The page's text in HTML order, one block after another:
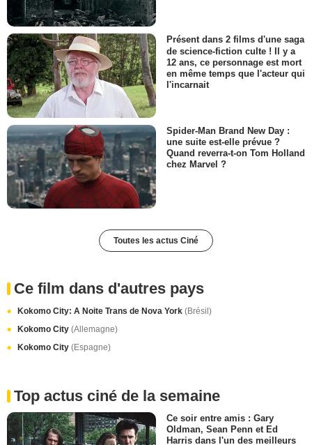
Présent dans 2 films d'une saga
de science-fiction culte ! Il y a
12 ans, ce personnage est mort
en même temps que l'acteur qui
l'incarnait
Spider-Man Brand New Day :
une suite est-elle prévue ?
Quand reverra-t-on Tom Holland
chez Marvel ?
Toutes les actus Ciné
Ce film dans d'autres pays
Kokomo City: A Noite Trans de Nova York (Brésil)
Kokomo City (Allemagne)
Kokomo City (Espagne)
Top actus ciné de la semaine
Ce soir entre amis : Gary
Oldman, Sean Penn et Ed
Harris dans l'un des meilleurs